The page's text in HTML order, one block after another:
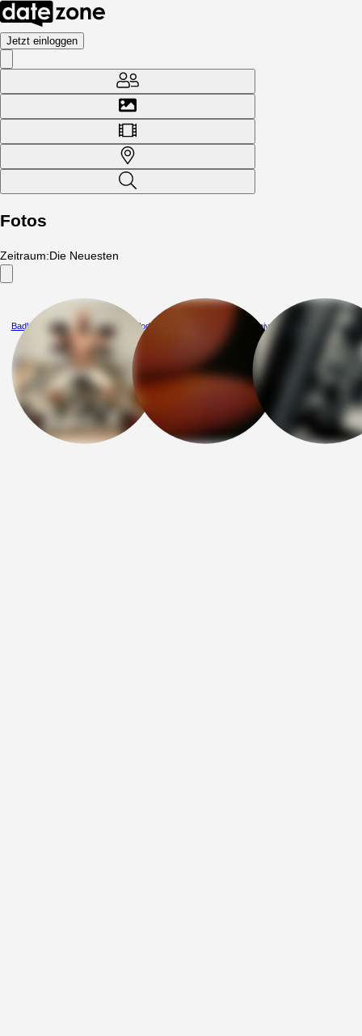
Jetzt einloggen
Fotos
Zeitraum:Die Neuesten
Badboy2026 Glodnaseksu Dejvv44